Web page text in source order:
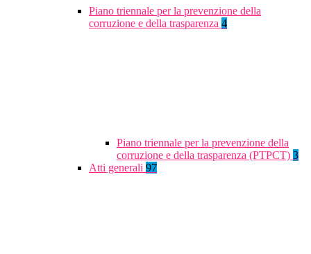
Piano triennale per la prevenzione della
corruzione e della trasparenza 4
Piano triennale per la prevenzione della
corruzione e della trasparenza (PTPCT) 3
Atti generali 97